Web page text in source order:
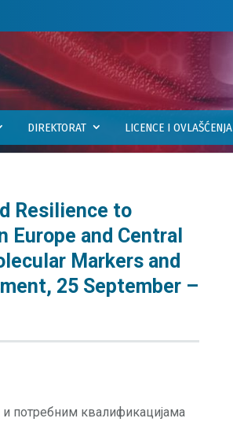
DIREKTORAT LICENCE I OVLAŠĆENJA
Resilience to
Europe and Central
Markers and
25 September –
потребним квалификацијама